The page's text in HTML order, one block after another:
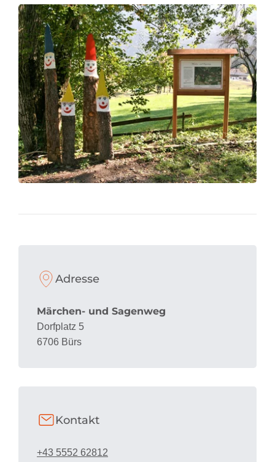
Adresse
Märchen- und Sagenweg
Dorfplatz 5
6706 Bürs
Kontakt
+43 5552 62812